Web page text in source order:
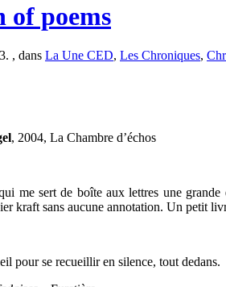
of poems
, dans La Une CED, Les Chroniques,
, 2004, La Chambre d’échos
me sert de boîte aux lettres une grande
kraft sans aucune annotation. Un petit
pour se recueillir en silence, tout dedans.